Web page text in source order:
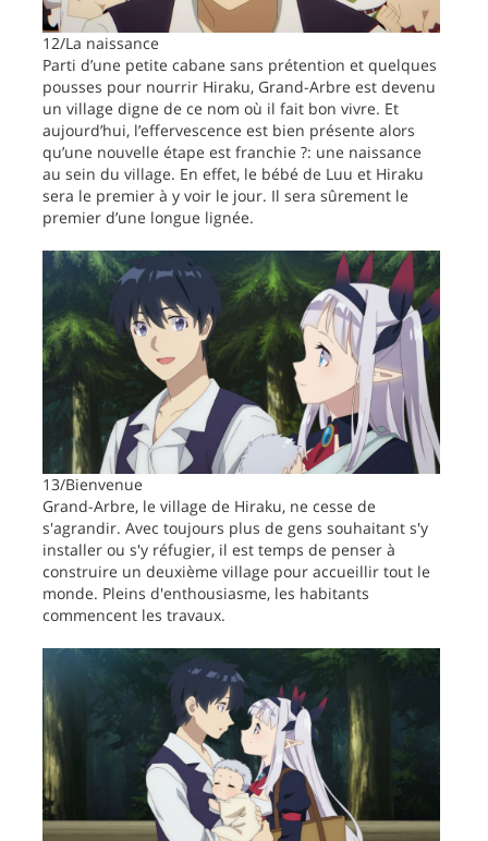
12/La naissance
Parti d’une petite cabane sans prétention et quelques
pousses pour nourrir Hiraku, Grand-Arbre est devenu
un village digne de ce nom où il fait bon vivre. Et
aujourd’hui, l’effervescence est bien présente alors
qu’une nouvelle étape est franchie ?: une naissance
au sein du village. En effet, le bébé de Luu et Hiraku
sera le premier à y voir le jour. Il sera sûrement le
premier d’une longue lignée.
13/Bienvenue
Grand-Arbre, le village de Hiraku, ne cesse de
s'agrandir. Avec toujours plus de gens souhaitant s'y
installer ou s'y réfugier, il est temps de penser à
construire un deuxième village pour accueillir tout le
monde. Pleins d'enthousiasme, les habitants
commencent les travaux.